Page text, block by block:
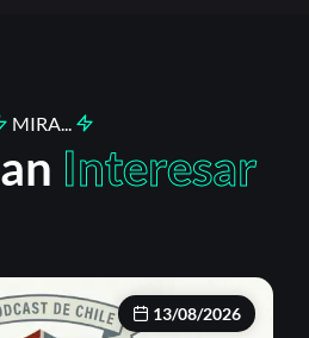
MIRA...
Interesar
13/08/2026